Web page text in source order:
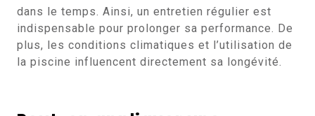
dans le temps. Ainsi, un entretien régulier est
indispensable pour prolonger sa performance. De
plus, les conditions climatiques et l’utilisation de
la piscine influencent directement sa longévité.